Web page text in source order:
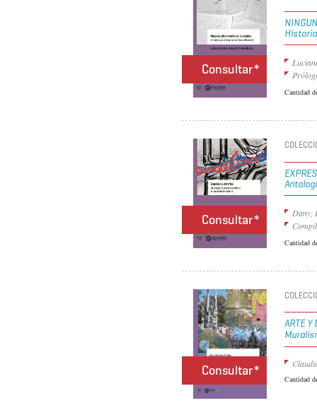
Consultar*
Cantidad
Consultar*
Dany,
Cantidad
Consultar*
ARTE Y
Cantidad